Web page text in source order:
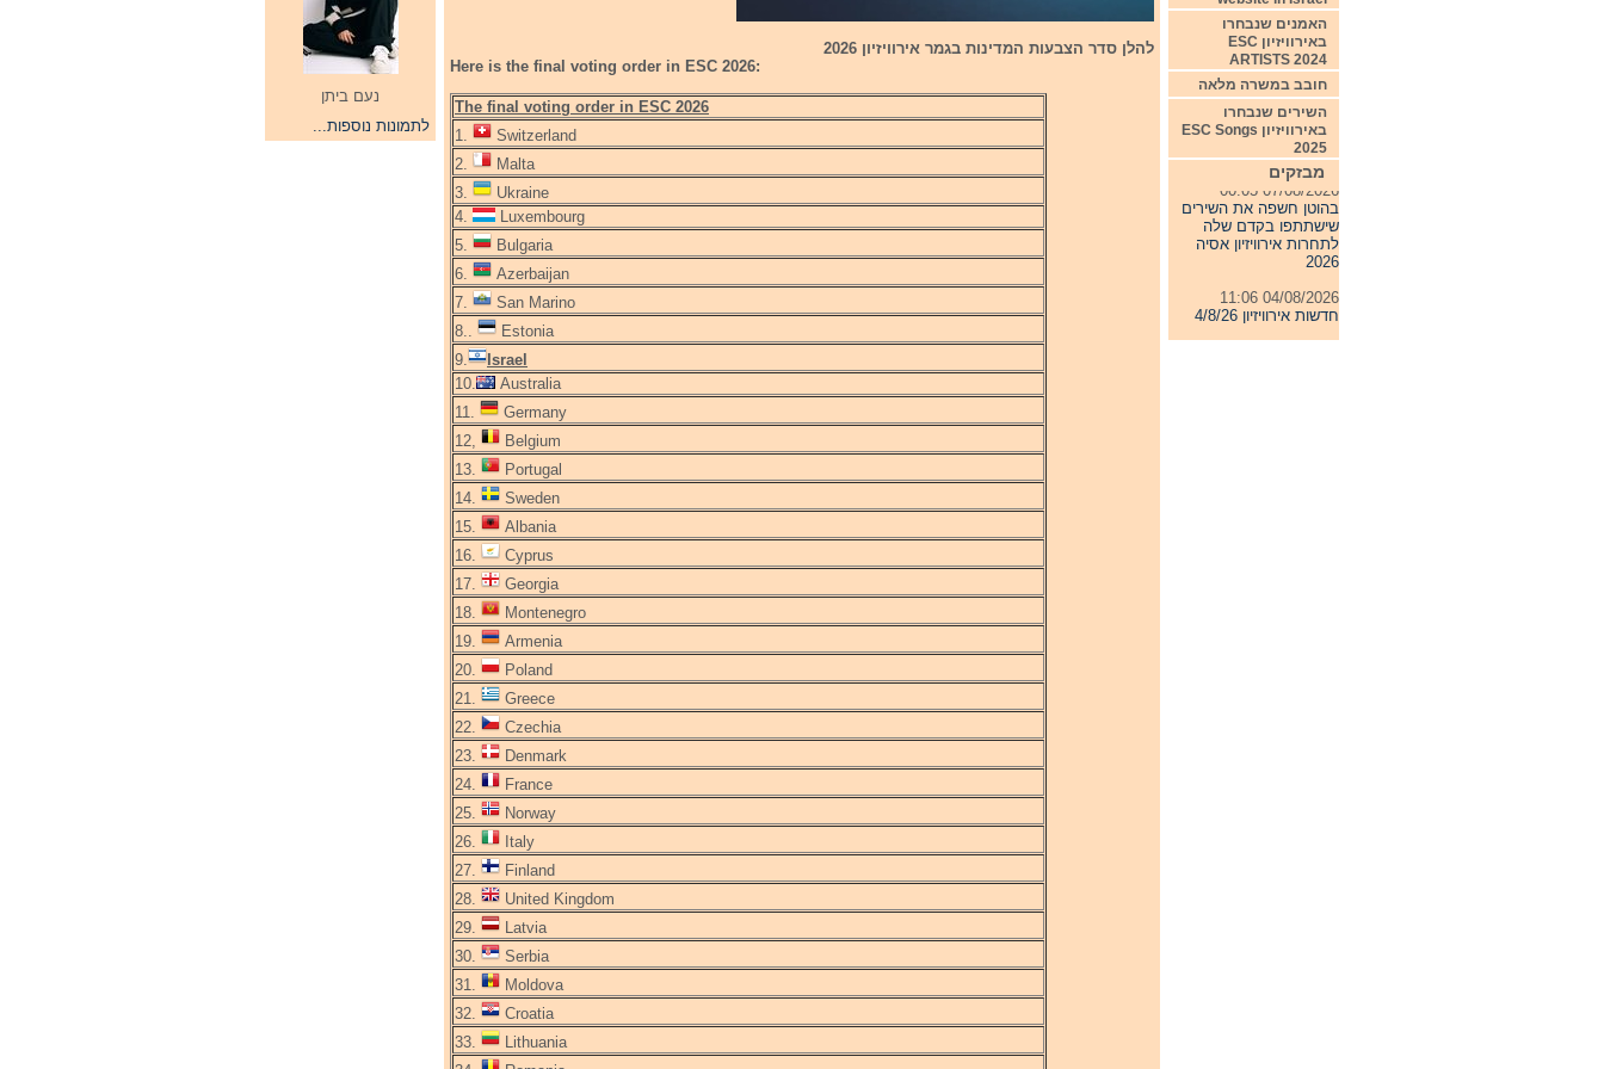
נעם ביתן
לתמונות נוספות...
להלן סדר הצבעות המדינות בגמר אירוויזיון 2026
Here is the final voting order in ESC 2026:
The final voting order in ESC 2026
1.
Switzerland
2.
Malta
3.
Ukraine
4.
Luxembourg
5.
Bulgaria
6.
Azerbaijan
7.
San Marino
8..
Estonia
9.
Israel
10.
Australia
11.
Germany
12,
Belgium
13.
Portugal
14.
Sweden
15.
Albania
16.
Cyprus
17.
Georgia
18.
Montenegro
19.
Armenia
20.
Poland
21.
Greece
22.
Czechia
23.
Denmark
24.
France
25.
Norway
26.
Italy
27.
Finland
28.
United Kingdom
29.
Latvia
30.
Serbia
31.
Moldova
32.
Croatia
33.
Lithuania
האמנים שנבחרו
באירוויזיון ESC
ARTISTS 2024
חובב במשרה מלאה
השירים שנבחרו
באירוויזיון ESC Songs
2025
מבזקים
07/08/2026 00:05
בהוטן חשפה את השירים
שישתתפו בקדם שלה
לתחרות אירוויזיון אסיה
2026
04/08/2026 11:06
חדשות אירוויזיון 4/8/26
31/07/2026 08:54